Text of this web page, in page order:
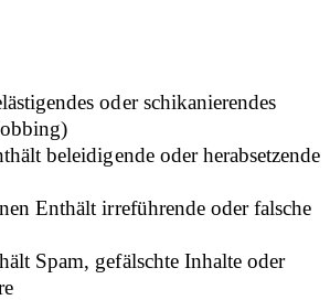
oder schikanierendes
beleidigende oder herabsetzende
Enthält irreführende oder falsche
Spam, gefälschte Inhalte oder